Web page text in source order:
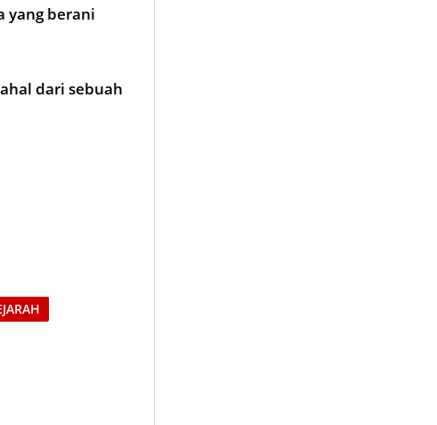
yang berani
dari sebuah